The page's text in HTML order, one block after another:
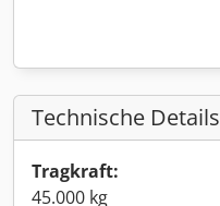
Technische Details
Tragkraft:
45.000 kg